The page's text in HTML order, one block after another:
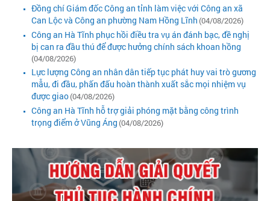
Đồng chí Giám đốc Công an tỉnh làm việc với Công an xã
Can Lộc và Công an phường Nam Hồng Lĩnh (04/08/2026)
Công an Hà Tĩnh phục hồi điều tra vụ án đánh bạc, đề nghị
bị can ra đầu thú để được hưởng chính sách khoan hồng
(04/08/2026)
Lực lượng Công an nhân dân tiếp tục phát huy vai trò gương
mẫu, đi đầu, phấn đấu hoàn thành xuất sắc mọi nhiệm vụ
được giao(04/08/2026)
Công an Hà Tĩnh hỗ trợ giải phóng mặt bằng công trình
trọng điểm ở Vũng Áng (04/08/2026)